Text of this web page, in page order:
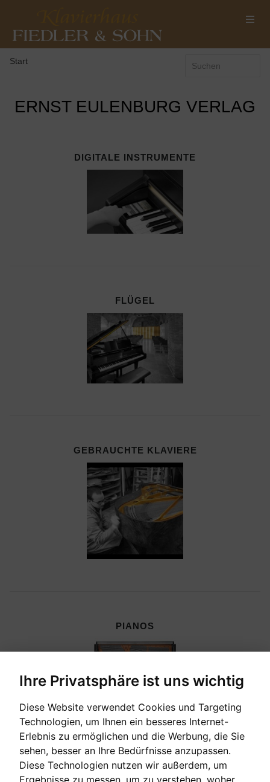
Ihre Privatsphäre ist uns wichtig
Diese Website verwendet Cookies und Targeting
Technologien, um Ihnen ein besseres Internet-
Erlebnis zu ermöglichen und die Werbung, die Sie
sehen, besser an Ihre Bedürfnisse anzupassen.
Diese Technologien nutzen wir außerdem, um
Ergebnisse zu messen, um zu verstehen, woher
Start
ERNST EULENBURG VERLAG
DIGITALE INSTRUMENTE
FLÜGEL
GEBRAUCHTE KLAVIERE
PIANOS